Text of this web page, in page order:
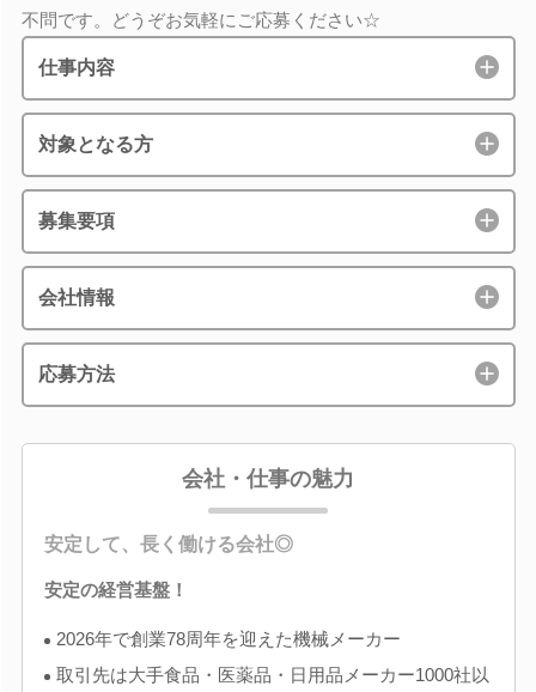
不問です。どうぞお気軽にご応募ください☆
仕事内容
対象となる方
募集要項
会社情報
応募方法
会社・仕事の魅力
安定して、長く働ける会社◎
安定の経営基盤！
2026年で創業78周年を迎えた機械メーカー
取引先は大手食品・医薬品・日用品メーカー1000社以